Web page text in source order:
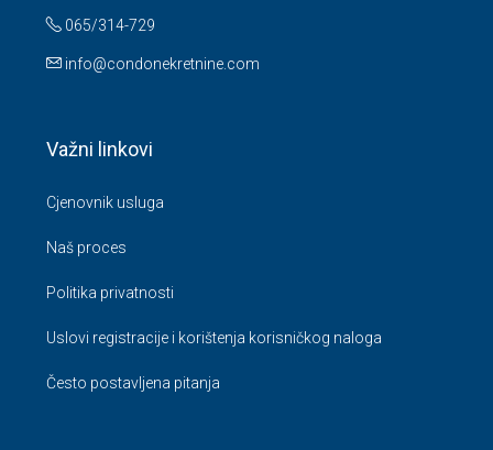
065/314-729
info@condonekretnine.com
Važni linkovi
Cjenovnik usluga
Naš proces
Politika privatnosti
Uslovi registracije i korištenja korisničkog naloga
Često postavljena pitanja